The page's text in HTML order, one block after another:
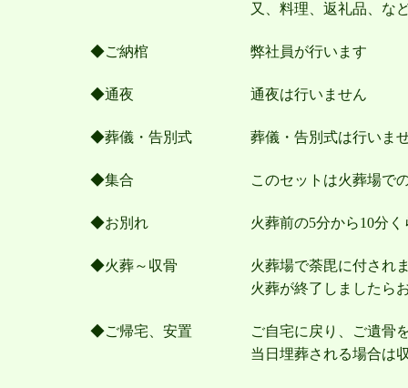
又、料理、返礼品、な
◆ご納棺 弊社員が行います
◆通夜 通夜は行いません
◆葬儀・告別式 葬儀・告別式は行いま
◆集合 このセットは火葬場で
◆お別れ 火葬前の5分から10分
◆火葬～収骨
火葬場で荼毘に付され
火葬が終了しましたら
◆ご帰宅、安置
ご自宅に戻り、ご遺骨
当日埋葬される場合は